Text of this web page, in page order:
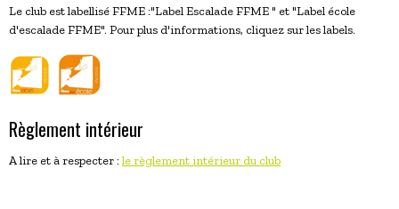
Le club est labellisé FFME :"Label Escalade FFME " et "Label école
d'escalade FFME". Pour plus d'informations, cliquez sur les labels.
Règlement intérieur
A lire et à respecter :le règlement intérieur du club